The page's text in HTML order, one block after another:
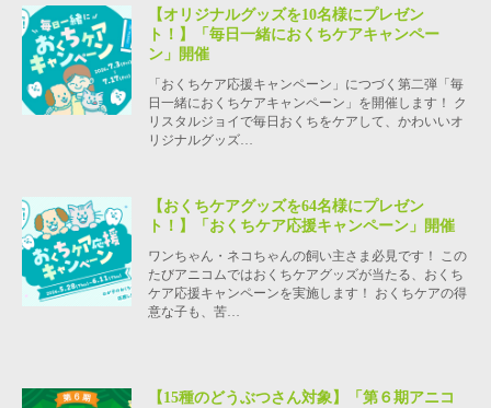
【オリジナルグッズを10名様にプレゼン
ト！】「毎日一緒におくちケアキャンペー
ン」開催
「おくちケア応援キャンペーン」につづく第二弾「毎
日一緒におくちケアキャンペーン」を開催します！ ク
リスタルジョイで毎日おくちをケアして、かわいいオ
リジナルグッズ…
【おくちケアグッズを64名様にプレゼン
ト！】「おくちケア応援キャンペーン」開催
ワンちゃん・ネコちゃんの飼い主さま必見です！ この
たびアニコムではおくちケアグッズが当たる、おくち
ケア応援キャンペーンを実施します！ おくちケアの得
意な子も、苦…
【15種のどうぶつさん対象】「第６期アニコ